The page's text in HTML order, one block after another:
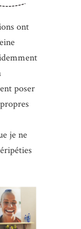
ont
poser
je ne